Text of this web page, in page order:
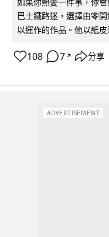
如果你熱愛一件事，你
巴士鐵路迷，選擇由零
以運作的作品。他以紙
108 7 ↗ 分享
ADVERTISEMENT